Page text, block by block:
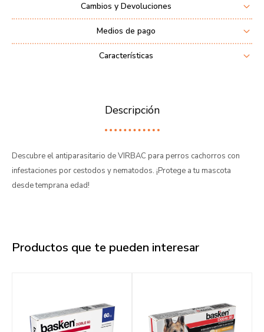
Cambios y Devoluciones
Medios de pago
Características
Descripción
Descubre el antiparasitario de VIRBAC para perros cachorros con
infestaciones por cestodos y nematodos. ¡Protege a tu mascota
desde temprana edad!
Productos que te pueden interesar